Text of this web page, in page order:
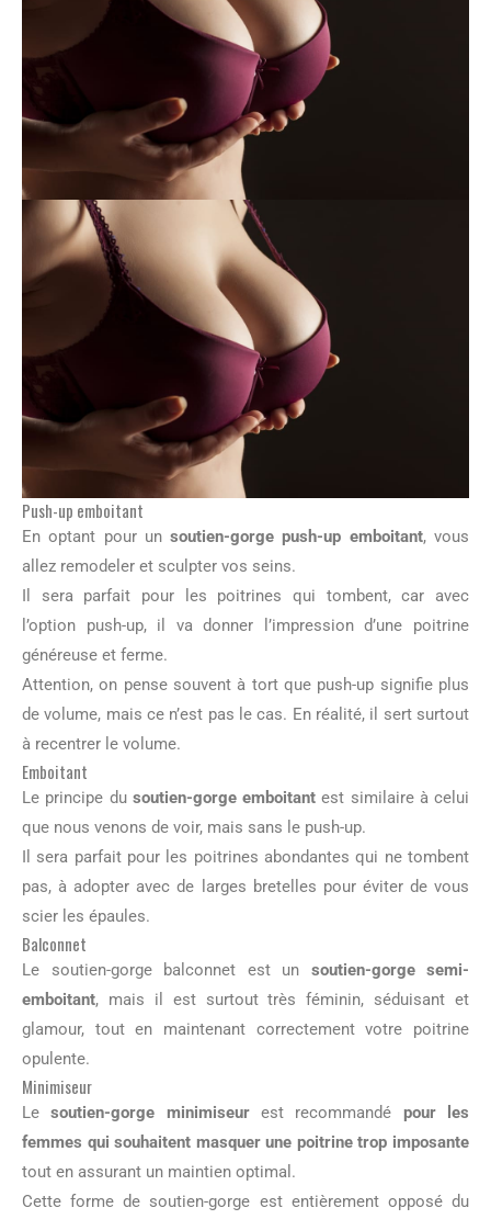
Push-up emboitant
En optant pour unsoutien-gorge push-up emboitant, vous
allez remodeler et sculpter vos seins.
Il sera parfait pour les poitrines qui tombent, car avec
l’option push-up, il va donner l’impression d’une poitrine
généreuse et ferme.
Attention, on pense souvent à tort que push-up signifie plus
de volume, mais ce n’est pas le cas. En réalité, il sert surtout
à recentrer le volume.
Emboitant
Le principe du soutien-gorge emboitant est similaire à celui
que nous venons de voir, mais sans le push-up.
Il sera parfait pour les poitrines abondantes qui ne tombent
pas, à adopter avec de larges bretelles pour éviter de vous
scier les épaules.
Balconnet
Le soutien-gorge balconnet est un soutien-gorge semi-
emboitant, mais il est surtout très féminin, séduisant et
glamour, tout en maintenant correctement votre poitrine
opulente.
Minimiseur
Lesoutien-gorge minimiseurest recommandé pour les
femmes qui souhaitent masquer une poitrine trop imposante
tout en assurant un maintien optimal.
Cette forme de soutien-gorge est entièrement opposé du